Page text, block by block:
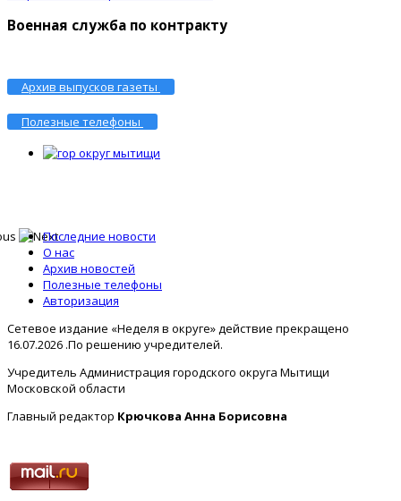
Военная служба по контракту
Архив выпусков газеты
Полезные телефоны
Последние новости
О нас
Архив новостей
Полезные телефоны
Авторизация
Сетевое издание «Неделя в округе» действие прекращено
16.07.2026 .По решению учредителей.
Учредитель Администрация городского округа Мытищи
Московской области
Главный редактор Крючкова Анна Борисовна